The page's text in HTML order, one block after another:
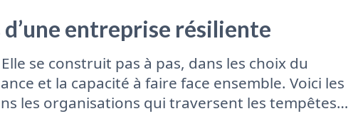
entreprise résiliente
se construit pas à pas, dans les choix du
et la capacité à faire face ensemble. Voici les
les organisations qui traversent les tempêtes…